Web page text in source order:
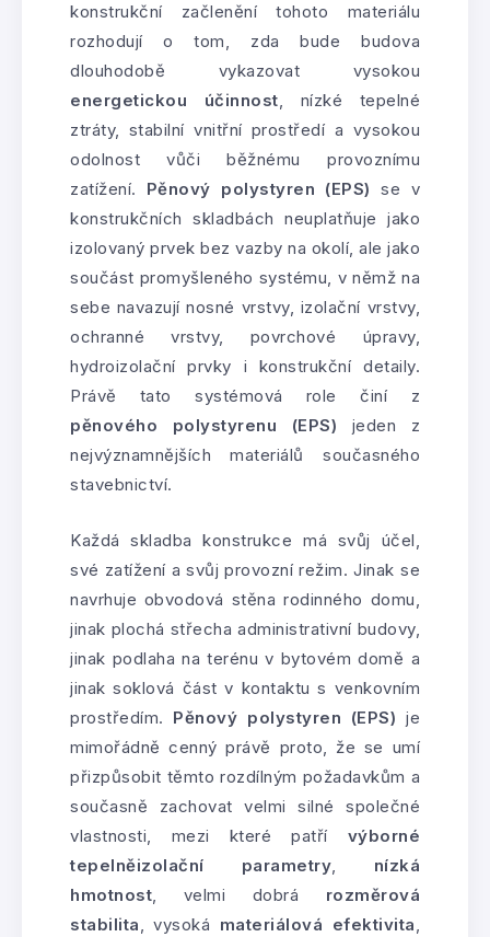
konstrukční začlenění tohoto materiálu
rozhodují o tom, zda bude budova
dlouhodobě vykazovat vysokou
energetickou účinnost, nízké tepelné
ztráty, stabilní vnitřní prostředí a vysokou
odolnost vůči běžnému provoznímu
zatížení. Pěnový polystyren (EPS) se v
konstrukčních skladbách neuplatňuje jako
izolovaný prvek bez vazby na okolí, ale jako
součást promyšleného systému, v němž na
sebe navazují nosné vrstvy, izolační vrstvy,
ochranné vrstvy, povrchové úpravy,
hydroizolační prvky i konstrukční detaily.
Právě tato systémová role činí z
pěnového polystyrenu (EPS) jeden z
nejvýznamnějších materiálů současného
stavebnictví.
Každá skladba konstrukce má svůj účel,
své zatížení a svůj provozní režim. Jinak se
navrhuje obvodová stěna rodinného domu,
jinak plochá střecha administrativní budovy,
jinak podlaha na terénu v bytovém domě a
jinak soklová část v kontaktu s venkovním
prostředím. Pěnový polystyren (EPS) je
mimořádně cenný právě proto, že se umí
přizpůsobit těmto rozdílným požadavkům a
současně zachovat velmi silné společné
vlastnosti, mezi které patří výborné
tepelněizolační parametry, nízká
hmotnost, velmi dobrá rozměrová
stabilita, vysoká materiálová efektivita,